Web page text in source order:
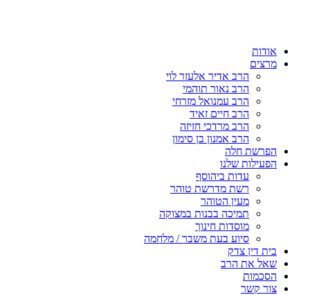
אודות
מרצים
הרב אדיר אלעזר לוי
הרב נאור תוהמי
הרב עמנואל מזרחי
הרב חיים זאיד
הרב מרדכי חזיזה
הרב אמנון בן סימון
הפרשת חלה
הפעילות שלנו
עדות ביהוסף
רשת מדרשת טוהר
מעין הטוהר
תמיכה בבנות במצוקה
מוסדות חינוך
סיוע בעת משבר / מלחמה
בית דין צדק
שאל את הרב
הסכמות
צור קשר